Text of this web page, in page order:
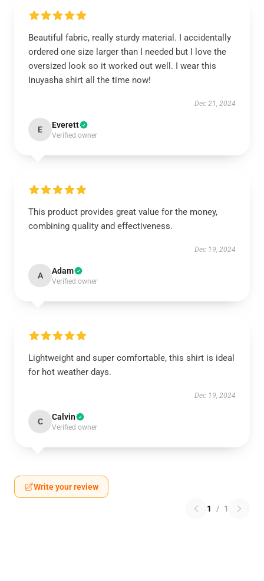
Beautiful fabric, really sturdy material. I accidentally
ordered one size larger than I needed but I love the
oversized look so it worked out well. I wear this
Inuyasha shirt all the time now!
Dec 21, 2024
E Everett
Verified owner
This product provides great value for the money,
combining quality and effectiveness.
Dec 19, 2024
A Adam
Verified owner
Lightweight and super comfortable, this shirt is ideal
for hot weather days.
Dec 19, 2024
C Calvin
Verified owner
Write your review
1 / 1